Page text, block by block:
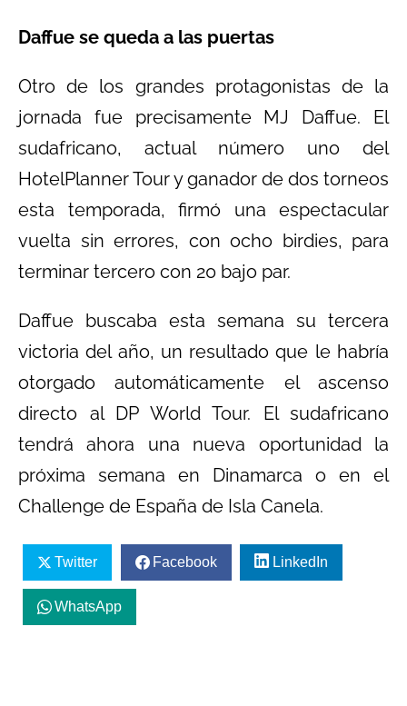
Daffue se queda a las puertas
Otro de los grandes protagonistas de la
jornada fue precisamente MJ Daffue. El
sudafricano, actual número uno del
HotelPlanner Tour y ganador de dos torneos
esta temporada, firmó una espectacular
vuelta sin errores, con ocho birdies, para
terminar tercero con 20 bajo par.
Daffue buscaba esta semana su tercera
victoria del año, un resultado que le habría
otorgado automáticamente el ascenso
directo al DP World Tour. El sudafricano
tendrá ahora una nueva oportunidad la
próxima semana en Dinamarca o en el
Challenge de España de Isla Canela.
Twitter Facebook LinkedIn
WhatsApp